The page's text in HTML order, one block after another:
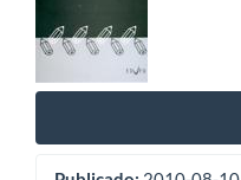
de
artigos